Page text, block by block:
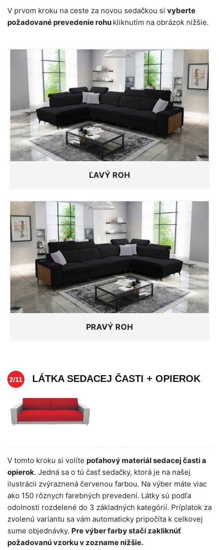
V prvom kroku na ceste za novou sedačkou si vyberte
požadované prevedenie rohu kliknutím na obrázok nižšie.
ĽAVÝ ROH
PRAVÝ ROH
2/11 LÁTKA SEDACEJ ČASTI + OPIEROK
V tomto kroku si volíte poťahový materiál sedacej časti a
opierok. Jedná sa o tú časť sedačky, ktorá je na našej
ilustrácii zvýraznená červenou farbou. Na výber máte viac
ako 150 rôznych farebných prevedení. Látky sú podľa
odolnosti rozdelené do 3 základných kategórií. Príplatok za
zvolenú variantu sa vám automaticky pripočíta k celkovej
sume objednávky. Pre výber farby stačí zakliknúť
požadovanú vzorku v zozname nižšie.